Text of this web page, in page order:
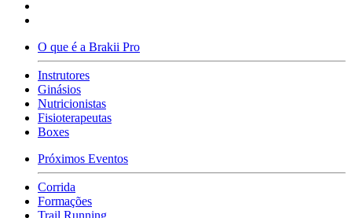
O que é a Brakii Pro
Instrutores
Ginásios
Nutricionistas
Fisioterapeutas
Boxes
Próximos Eventos
Corrida
Formações
Trail Running